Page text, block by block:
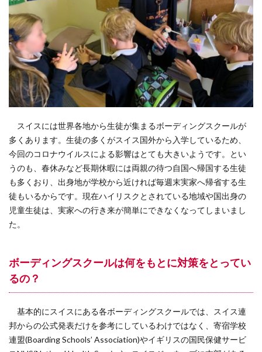
スイスには世界各地から生徒が集まるボーディングスクールが
多くあります。生徒の多くがスイス国外から入学しているため、
今回のコロナウイルスによる影響はとても大きいようです。とい
うのも、春休みなど長期休暇には両親の待つ自国へ帰国する生徒
も多くおり、出身地が学校から近ければ毎週末実家へ帰省する生
徒もいるからです。現在ハイリスクとされている地域や国出身の
児童生徒は、実家への行き来が簡単にできなくなってしまいまし
た。
ボーディングスクールは何をもとに対策をとってい
るの？
基本的にスイスにある各ボーディングスクールでは、スイス連
邦からの公式発表だけを参考にしているわけではなく、寄宿学校
連盟(Boarding Schools’ Association)やイギリスの国民保健サービ
便利な生活
動画 子育て 学び
必需品
新型コロナウイルス
新型肺炎コロナウイルス対策
旅行
旅行のときに 日帰り旅行
日本帰国
日本文化
日本語学習 最新設備
求人
泊まる
海外生活 渡航情報
留学エージェント
知る
知恵袋 絶景スポット 育児
観る 観光
買う
里帰り 鉄道 風景 食べる
検索